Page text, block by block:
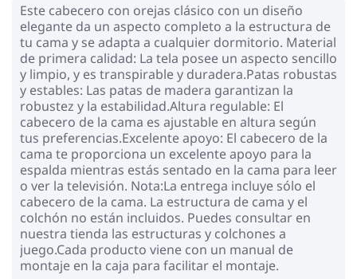
Este cabecero con orejas clásico con un diseño
elegante da un aspecto completo a la estructura de
tu cama y se adapta a cualquier dormitorio. Material
de primera calidad: La tela posee un aspecto sencillo
y limpio, y es transpirable y duradera.Patas robustas
y estables: Las patas de madera garantizan la
robustez y la estabilidad.Altura regulable: El
cabecero de la cama es ajustable en altura según
tus preferencias.Excelente apoyo: El cabecero de la
cama te proporciona un excelente apoyo para la
espalda mientras estás sentado en la cama para leer
o ver la televisión. Nota:La entrega incluye sólo el
cabecero de la cama. La estructura de cama y el
colchón no están incluidos. Puedes consultar en
nuestra tienda las estructuras y colchones a
juego.Cada producto viene con un manual de
montaje en la caja para facilitar el montaje.